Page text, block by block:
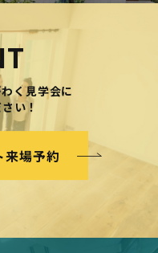
く見学会に
い！
来場予約